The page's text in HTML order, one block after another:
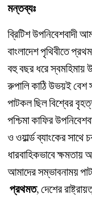
মন্তব্যঃ
ব্রিটিশ উপনিবেশবাদী
বাংলাদেশ পৃথিবীতে
বহু বছর ধরে স্বমহিমায়
রুপালি কাঠি উভয়ই
পাটকল ছিল বিশ্বের
পশ্চিমা কাফির
ও ওয়ার্ল্ড ব্যাংকের
ধারবাহিকভাবে
আমাদের সম্ভাবনাময়
প্রথমত, দেশের